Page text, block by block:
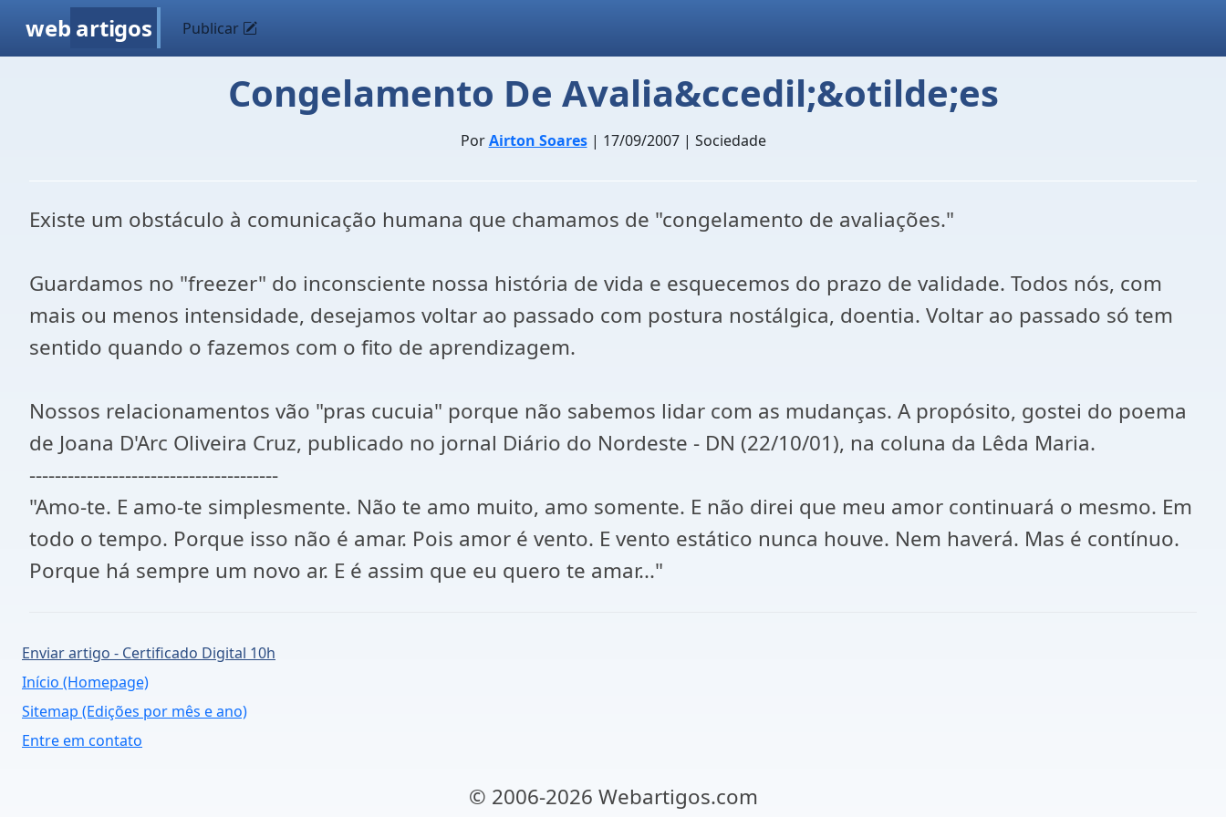
web artigos Publicar
Congelamento De Avalia&ccedil;&otilde;es
PorAirton Soares| 17/09/2007 | Sociedade
Existe um obstáculo à comunicação humana que chamamos de "congelamento de avaliações."
Guardamos no "freezer" do inconsciente nossa história de vida e esquecemos do prazo de validade. Todos nós, com
mais ou menos intensidade, desejamos voltar ao passado com postura nostálgica, doentia. Voltar ao passado só tem
sentido quando o fazemos com o fito de aprendizagem.
Nossos relacionamentos vão "pras cucuia" porque não sabemos lidar com as mudanças. A propósito, gostei do poema
de Joana D'Arc Oliveira Cruz, publicado no jornal Diário do Nordeste - DN (22/10/01), na coluna da Lêda Maria.
---------------------------------------
"Amo-te. E amo-te simplesmente. Não te amo muito, amo somente. E não direi que meu amor continuará o mesmo. Em
todo o tempo. Porque isso não é amar. Pois amor é vento. E vento estático nunca houve. Nem haverá. Mas é contínuo.
Porque há sempre um novo ar. E é assim que eu quero te amar..."
Enviar artigo - Certificado Digital 10h
Início (Homepage)
Sitemap (Edições por mês e ano)
Entre em contato
© 2006-2026 Webartigos.com